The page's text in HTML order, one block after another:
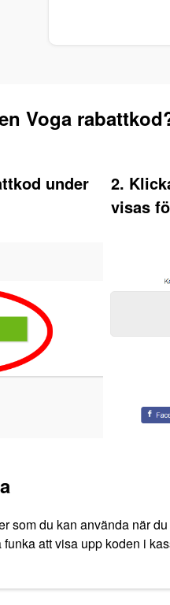
Voga
under
2.
visas
som du kan använda när
att visa upp koden i